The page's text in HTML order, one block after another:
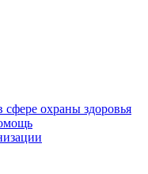
сфере охраны здоровья